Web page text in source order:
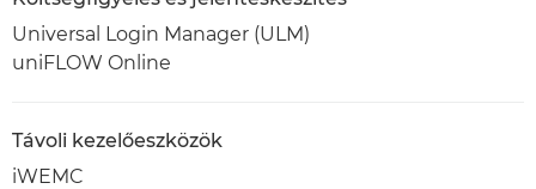
Universal Login Manager (ULM)
uniFLOW Online
Távoli kezelőeszközök
iWEMC